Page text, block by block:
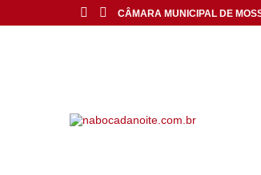
CÂMARA MUNICIPAL DE